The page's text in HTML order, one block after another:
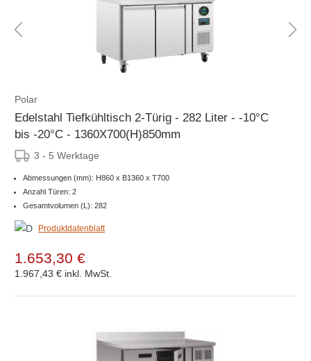
Polar
Edelstahl Tiefkühltisch 2-Türig - 282 Liter - -10°C
bis -20°C - 1360X700(H)850mm
3 - 5 Werktage
Abmessungen (mm): H860 x B1360 x T700
Anzahl Türen: 2
Gesamtvolumen (L): 282
Produktdatenblatt
1.653,30 €
1.967,43 € inkl. MwSt.